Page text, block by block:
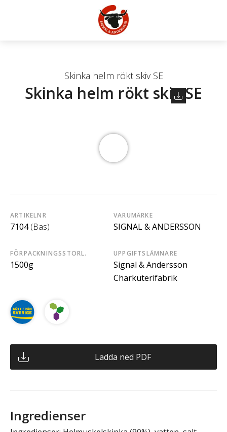
Skinka helm rökt skiv SE
Skinka helm rökt skiv SE
ARTIKELNR
7104 (Bas)
VARUMÄRKE
SIGNAL & ANDERSSON
FÖRPACKNINGSSTORL.
1500g
UPPGIFTSLÄMNARE
Signal & Andersson
Charkuterifabrik
Ladda ned PDF
Ingredienser